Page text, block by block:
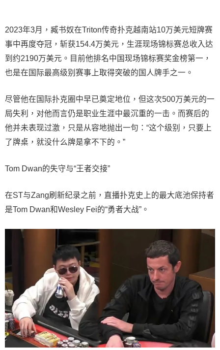
2023年3月，臧书奴在Triton传奇扑克越南站10万美元短牌赛
事中再度夺冠，斩获154.4万美元，生涯现场锦标赛总收入达
到约2190万美元。目前他排名中国现场锦标赛奖金榜第一，
也是在国际最高级别赛事上取得突破的国人牌手之一。
尽管他在国际扑克圈中早已奠定地位，但这次500万美元的一
局失利，对他而言仍是职业生涯中最沉重的一击。而赛后的
他并未表现过激，只是从容地抛出一句：“这个级别，只要上
了牌桌，就没什么牌是拿不下的。”
Tom Dwan的失守与“王者交接”
在ST与Zang刷新纪录之前，直播扑克史上的最大底池保持者
是Tom Dwan和Wesley Fei的“勇者大战”。